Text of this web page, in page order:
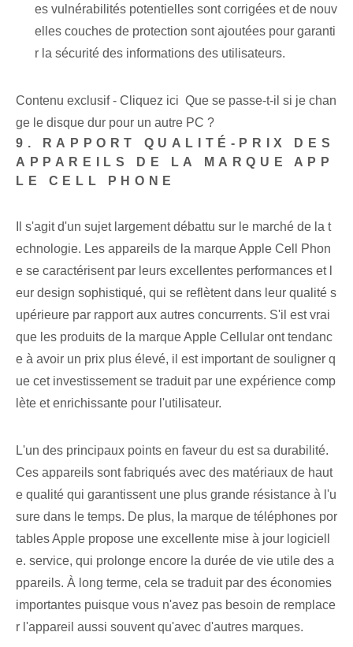
es vulnérabilités potentielles sont corrigées et de nouv
elles couches de protection sont ajoutées pour garanti
r la sécurité des informations des utilisateurs.
Contenu exclusif - Cliquez ici Que se passe-t-il si je chan
ge le disque dur pour un autre PC ?
9. RAPPORT QUALITÉ-PRIX DES
APPAREILS DE LA MARQUE APP
LE CELL PHONE
Il s'agit d'un sujet largement débattu⁢ sur le marché de la t
echnologie. Les appareils de la marque Apple Cell Phon
e se caractérisent par leurs excellentes performances et l
eur design sophistiqué, qui se reflètent dans leur qualité s
upérieure par rapport aux autres concurrents. S'il est vrai
que les produits de la marque Apple Cellular ont tendanc
e à avoir un prix plus élevé, il est important de souligner q
ue cet investissement se traduit par une expérience comp
lète et enrichissante pour l'utilisateur.
L'un des principaux points en faveur du ‍est sa⁣ durabilité.⁤
Ces⁢ appareils sont fabriqués avec des matériaux de haut
e qualité qui garantissent une plus grande ⁣résistance à l'u
sure dans le temps.‌ De plus, la marque de téléphones por
tables Apple propose une excellente mise à jour logiciell
e. service, qui prolonge encore la durée de vie utile des a
ppareils. À long terme, cela se traduit par des économies
importantes puisque vous n'avez pas besoin de remplace
r l'appareil aussi souvent qu'avec d'autres marques.